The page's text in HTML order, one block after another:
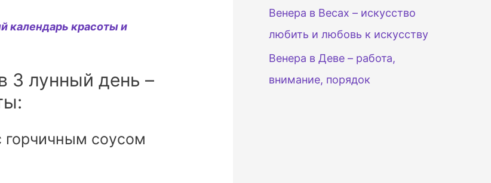
календарь красоты и
3 лунный день –
горчичным соусом
Венера в Весах – искусство
любить и любовь к искусству
Венера в Деве – работа,
внимание, порядок